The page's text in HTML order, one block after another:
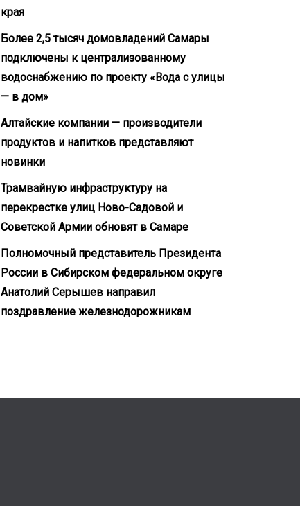
края
Более 2,5 тысяч домовладений Самары
подключены к централизованному
водоснабжению по проекту «Вода с улицы
— в дом»
Алтайские компании — производители
продуктов и напитков представляют
новинки
Трамвайную инфраструктуру на
перекрестке улиц Ново-Садовой и
Советской Армии обновят в Самаре
Полномочный представитель Президента
России в Сибирском федеральном округе
Анатолий Серышев направил
поздравление железнодорожникам